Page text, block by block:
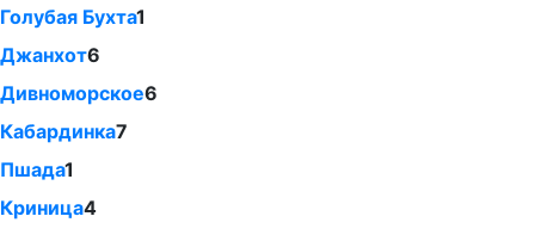
Голубая Бухта1
Джанхот6
Дивноморское6
Кабардинка7
Пшада1
Криница4